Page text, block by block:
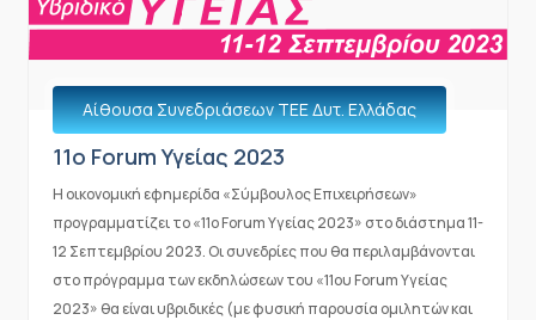
Αίθουσα Συνεδριάσεων ΤΕΕ Δυτ. Ελλάδας
11o Forum Υγείας 2023
Η οικονομική εφημερίδα «Σύμβουλος Επιχειρήσεων»
προγραμματίζει το «11ο Forum Υγείας 2023» στο διάστημα 11-
12 Σεπτεμβρίου 2023. Οι συνεδρίες που θα περιλαμβάνονται
στο πρόγραμμα των εκδηλώσεων του «11ου Forum Υγείας
2023» θα είναι υβριδικές (με φυσική παρουσία ομιλητών και